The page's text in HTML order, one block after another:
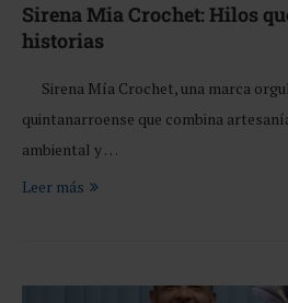
Sirena Mia Crochet: Hilos
historias
Sirena Mía Crochet, una marca
quintanarroense que combina
ambiental y …
Leer más